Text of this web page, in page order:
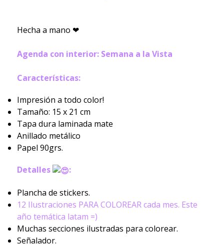
Hecha a mano ❤
Agenda con interior: Semana a la Vista
Características:
Impresión a todo color!
Tamaño: 15 x 21 cm
Tapa dura laminada mate
Anillado metálico
Papel 90grs.
Detalles
:
Plancha de stickers.
12 Ilustraciones PARA COLOREAR cada mes. Este
año temática latam =)
Muchas secciones ilustradas para colorear.
Señalador.